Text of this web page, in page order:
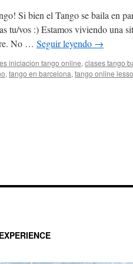
Si bien el Tango se baila en
tu/vos :) Estamos viviendo una
No … Seguir leyendo →
iniciacion tango online, clases tango
, tango en barcelona, tango online